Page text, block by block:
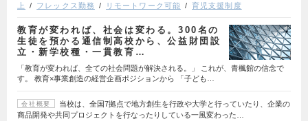
上
フレックス勤務 リモートワーク可能 育児支援制度
教育が変われば、社会は変わる。300名の
生徒を預かる通信制高校から、公益財団設
立・新学校種・一貫教育…
「教育が変われば、全ての社会問題が解決される。」 これが、青楓館の信念で
す。 教育×事業創造の経営企画ポジションから 「子ども…
会社概要
当校は、全国7拠点で地方創生を行政や大学と行っていたり、企業の
商品開発や共同プロジェクトを行なったりしている一風変わった…